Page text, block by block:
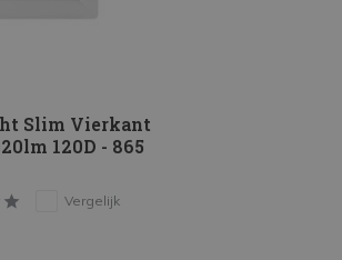
Slim Vierkant
120D - 865
Vergelijk